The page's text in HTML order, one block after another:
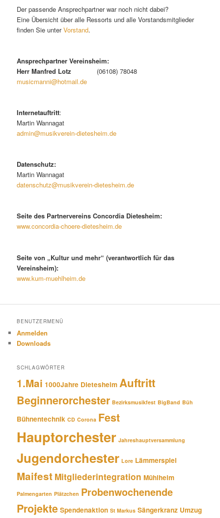
Der passende Ansprechpartner war noch nicht dabei?
Eine Übersicht über alle Ressorts und alle Vorstandsmitglieder
finden Sie unterVorstand.
Ansprechpartner Vereinsheim:
Herr Manfred Lotz
(06108) 78048
musicmanni@hotmail.de
Internetauftritt:
Martin Wannagat
admin@musikverein-dietesheim.de
Datenschutz:
Martin Wannagat
datenschutz@musikverein-dietesheim.de
Seite des Partnervereins Concordia Dietesheim:
www.concordia-choere-dietesheim.de
Seite von „Kultur und mehr“ (verantwortlich für das
Vereinsheim):
www.kum-muehlheim.de
BENUTZERMENÜ
Anmelden
Downloads
SCHLAGWÖRTER
1.Mai 1000Jahre Dietesheim Auftritt
Beginnerorchester Bezirksmusikfest BigBand Büh
Bühnentechnik CD Corona Fest
Hauptorchester Jahreshauptversammlung
Jugendorchester Lore Lämmerspiel
Maifest Mitgliederintegration Mühlheim
Palmengarten Plätzchen Probenwochenende
Projekte Spendenaktion St Markus Sängerkranz Umzug